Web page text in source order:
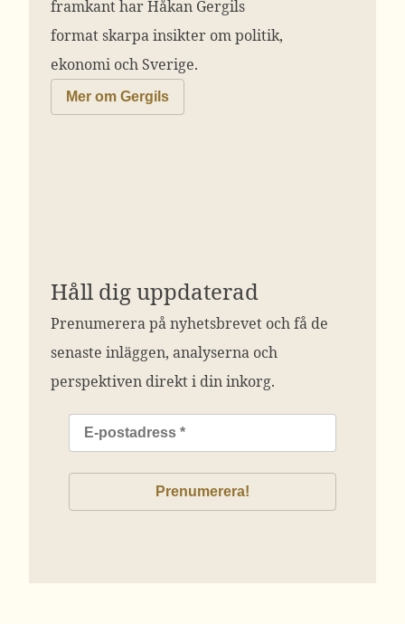
framkant har Håkan Gergils
format skarpa insikter om politik,
ekonomi och Sverige.
Mer om Gergils
Håll dig uppdaterad
Prenumerera på nyhetsbrevet och få de
senaste inläggen, analyserna och
perspektiven direkt i din inkorg.